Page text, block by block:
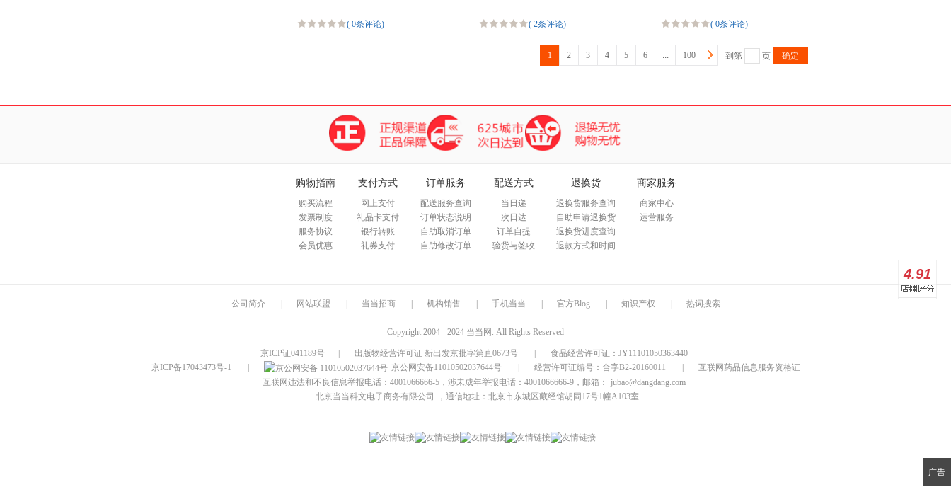
( 0条评论) ( 2条评论) ( 0条评论)
到第 页 确定
1 2 3 4 5 6 ... 100
4.91
购物指南
购买流程
发票制度
服务协议
会员优惠
支付方式
网上支付
礼品卡支付
银行转账
礼券支付
订单服务
配送服务查询
订单状态说明
自助取消订单
自助修改订单
配送方式
当日递
次日达
订单自提
验货与签收
退换货
退换货服务查询
自助申请退换货
退换货进度查询
退款方式和时间
商家服务
商家中心
运营服务
公司简介 网站联盟 当当招商 机构销售 手机当当 官方Blog 知识产权 热词搜索
Copyright 2004 - 2024 当当网. All Rights Reserved
京ICP证041189号 出版物经营许可证 新出发京批字第直0673号
食品经营许可证：JY11101050363440
京ICP备17043473号-1
京公网安备11010502037644号 经营许可证编号：合字B2-20160011
互联网药品信息服务资格证
互联网违法和不良信息举报电话：4001066666-5，涉未成年举报电话：4001066666-9，邮箱：
jubao@dangdang.com
北京当当科文电子商务有限公司
，通信地址：北京市东城区藏经馆胡同17号1幢A103室
广告